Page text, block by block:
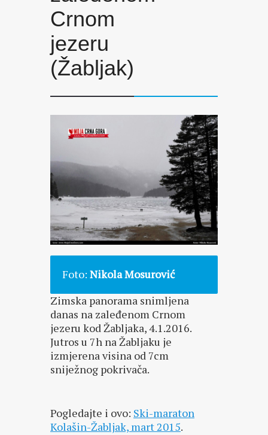
Crnom
jezeru
(Žabljak)
Foto: Nikola Mosurović
Zimska panorama snimljena
danas na zaleđenom Crnom
jezeru kod Žabljaka, 4.1.2016.
Jutros u 7h na Žabljaku je
izmjerena visina od 7cm
sniježnog pokrivača.
Pogledajte i ovo: Ski-maraton
Kolašin-Žabljak, mart 2015.